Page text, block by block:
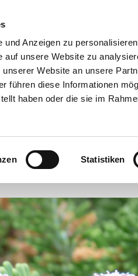
Anzeigen zu
auf unsere Website zu
Website an unsere
führen diese Informationen
haben oder die sie im
Statistiken